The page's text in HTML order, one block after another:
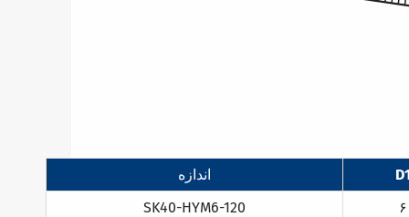
اندازه
SK40-HYM6-120
۶